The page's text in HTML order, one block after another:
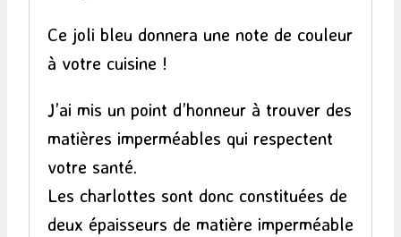
Ce joli bleu donnera une note de couleur
à votre cuisine !
J’ai mis un point d’honneur à trouver des
matières imperméables qui respectent
votre santé.
Les charlottes sont donc constituées de
deux épaisseurs de matière imperméable